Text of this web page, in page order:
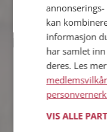
kan
informasjon
har samlet
deres. Les
medlemsvilkår
VIS ALLE